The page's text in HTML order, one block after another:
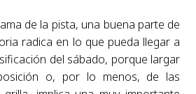
de la pista, una buena parte de
radica en lo que pueda llegar a
del sábado, porque largar
o, por lo menos, de las